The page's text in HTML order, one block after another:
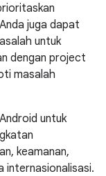
juga dapat
untuk
dengan project
masalah
untuk
keamanan,
internasionalisasi.